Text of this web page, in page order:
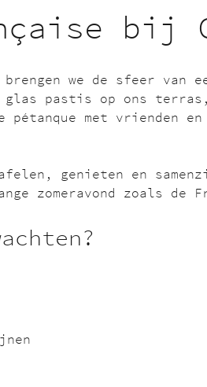
bij
we de sfeer van
glas pastis op ons
met vrienden
genieten en
zomeravond zoals